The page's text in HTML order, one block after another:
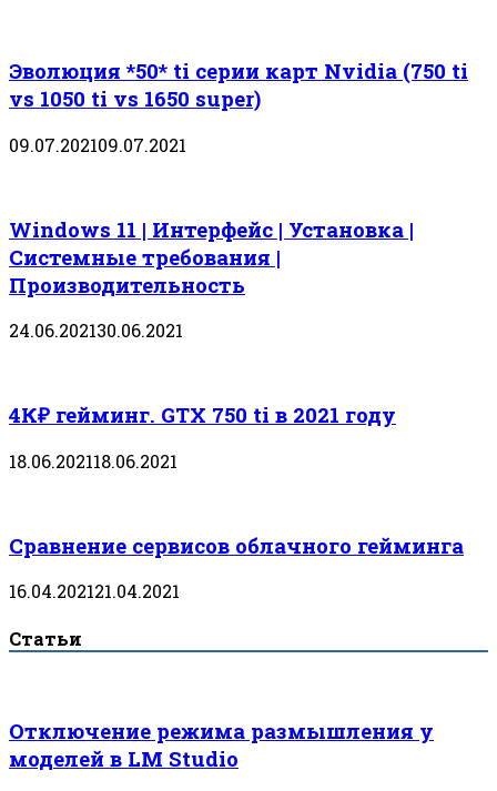
Эволюция *50* ti серии карт Nvidia (750 ti
vs 1050 ti vs 1650 super)
09.07.202109.07.2021
Windows 11 | Интерфейс | Установка |
Системные требования |
Производительность
24.06.202130.06.2021
4К₽ гейминг. GTX 750 ti в 2021 году
18.06.202118.06.2021
Сравнение сервисов облачного гейминга
16.04.202121.04.2021
Статьи
Отключение режима размышления у
моделей в LM Studio